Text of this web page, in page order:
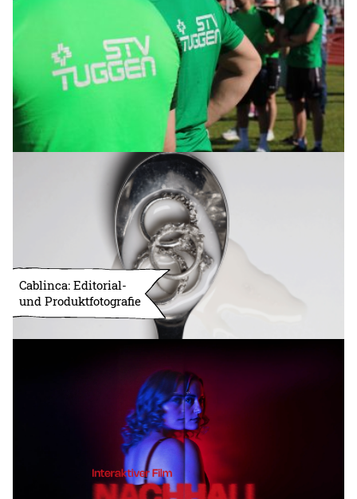
Cablinca: Editorial-
und Produktfotografie